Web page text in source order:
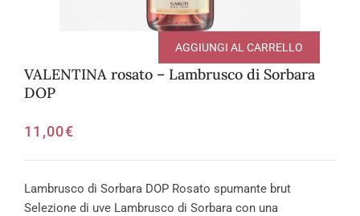
VALENTINA rosato – Lambrusco di Sorbara
DOP
11,00€
AGGIUNGI AL CARRELLO
Lambrusco di Sorbara DOP Rosato spumante brut
Selezione di uve Lambrusco di Sorbara con una